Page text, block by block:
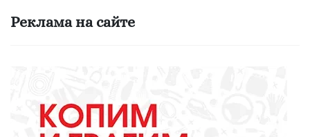
вкус»
Реклама на сайте